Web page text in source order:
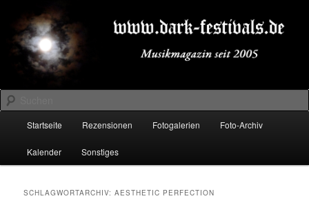
primären
Inhalt
springen
sekundären
Inhalt
springenDARK-FESTIVALS.DE
Suchen
Startseite Rezensionen Fotogalerien Foto-Archiv
Kalender Sonstiges
SCHLAGWORTARCHIV:AESTHETIC PERFECTION